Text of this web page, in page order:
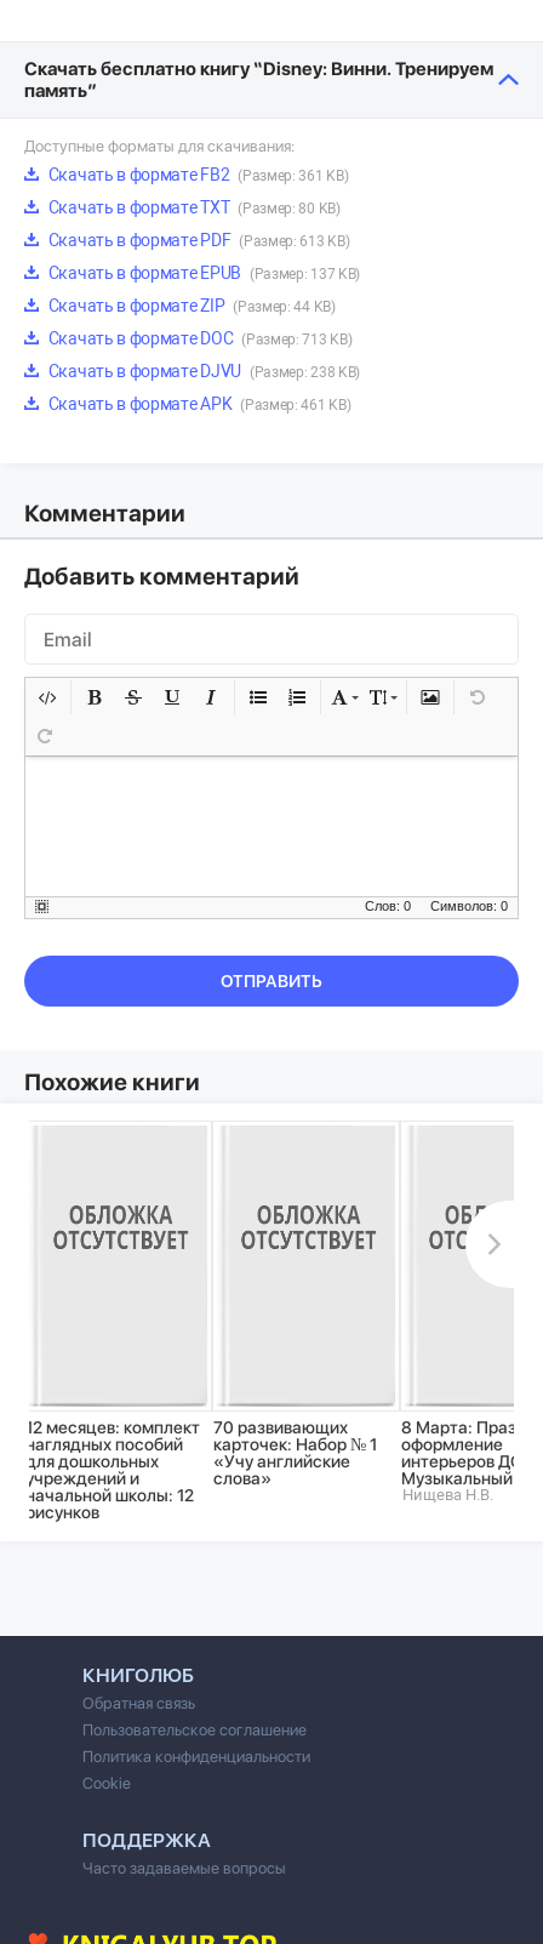
Скачать бесплатно книгу “Disney: Винни. Тренируем
память”
Доступные форматы для скачивания:
Скачать в формате FB2 (Размер: 361 KB)
Скачать в формате TXT (Размер: 80 KB)
Скачать в формате PDF (Размер: 613 KB)
Скачать в формате EPUB (Размер: 137 KB)
Скачать в формате ZIP (Размер: 44 KB)
Скачать в формате DOC (Размер: 713 KB)
Скачать в формате DJVU (Размер: 238 KB)
Скачать в формате APK (Размер: 461 KB)
Комментарии
Добавить комментарий
Символов: 0
Слов: 0
ОТПРАВИТЬ
Похожие книги
12 месяцев: комплект
наглядных пособий
для дошкольных
учреждений и
начальной школы: 12
рисунков
70 развивающих
карточек: Набор № 1
«Учу английские
слова»
8 Марта:
оформление
интерьеров ДОУ.
Музыкальный зал
Нищева Н.В.
КНИГОЛЮБ
Обратная связь
Пользовательское соглашение
Политика конфиденциальности
Cookie
ПОДДЕРЖКА
Часто задаваемые вопросы